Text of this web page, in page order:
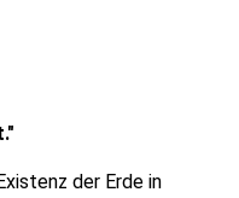
der Erde in